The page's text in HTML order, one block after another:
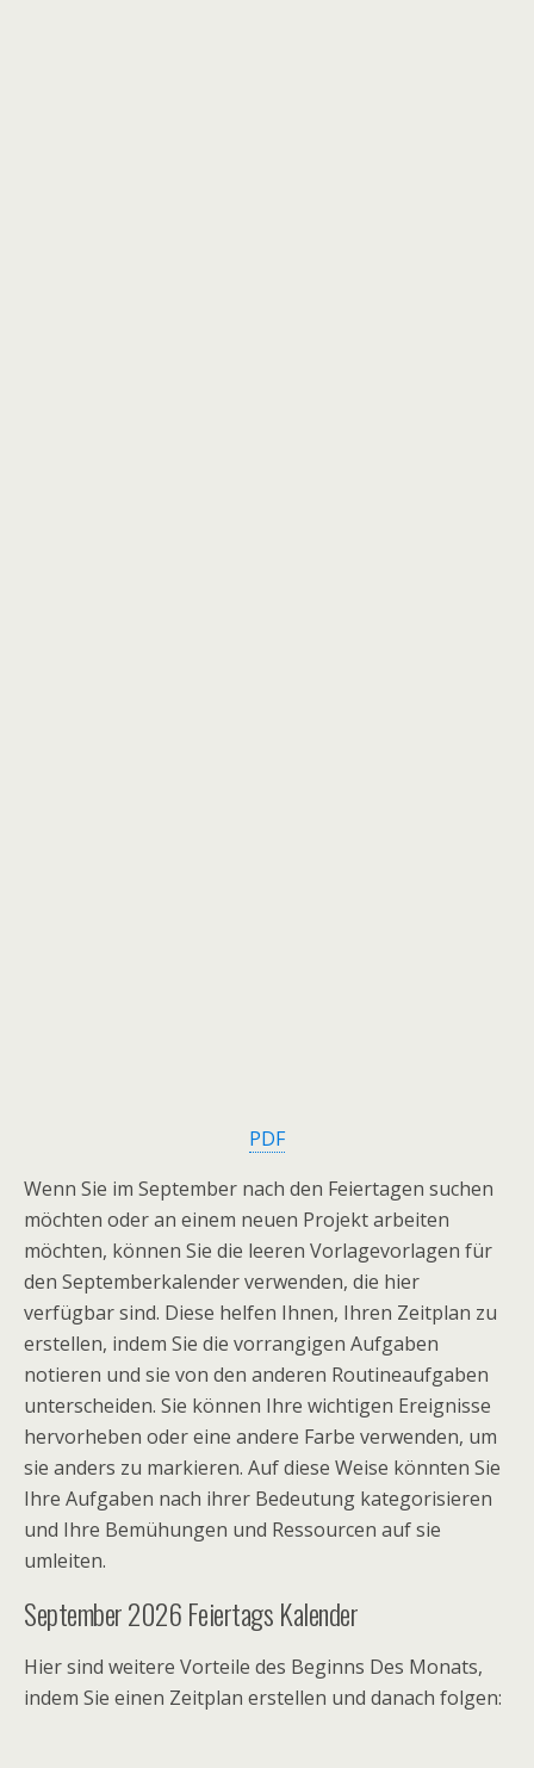
PDF
Wenn Sie im September nach den Feiertagen suchen
möchten oder an einem neuen Projekt arbeiten
möchten, können Sie die leeren Vorlagevorlagen für
den Septemberkalender verwenden, die hier
verfügbar sind. Diese helfen Ihnen, Ihren Zeitplan zu
erstellen, indem Sie die vorrangigen Aufgaben
notieren und sie von den anderen Routineaufgaben
unterscheiden. Sie können Ihre wichtigen Ereignisse
hervorheben oder eine andere Farbe verwenden, um
sie anders zu markieren. Auf diese Weise könnten Sie
Ihre Aufgaben nach ihrer Bedeutung kategorisieren
und Ihre Bemühungen und Ressourcen auf sie
umleiten.
September 2026 Feiertags Kalender
Hier sind weitere Vorteile des Beginns Des Monats,
indem Sie einen Zeitplan erstellen und danach folgen: